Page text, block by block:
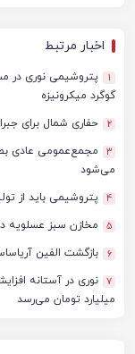
اخبار مرتبط
1
گوگرد میکرونیزه
2 حفاری شمال برای
3
می‌شود
4 پتروشیمی باید از
5 مخازن سبز عسلویه
6 بازگشت الفین
7
میلیارد تومان می‌رسد